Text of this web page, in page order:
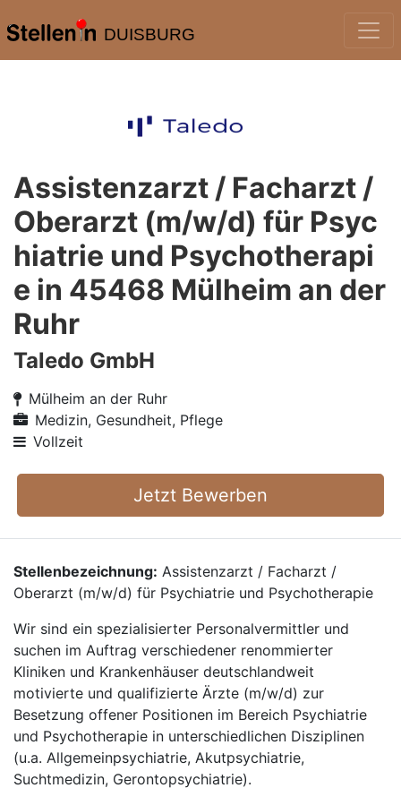
DUISBURG
Assistenzarzt / Facharzt /
Oberarzt (m/w/d) für Psyc
hiatrie und Psychotherapi
e in 45468 Mülheim an der
Ruhr
Taledo GmbH
Mülheim an der Ruhr
Medizin, Gesundheit, Pflege
Vollzeit
Jetzt Bewerben
Stellenbezeichnung: Assistenzarzt / Facharzt /
Oberarzt (m/w/d) für Psychiatrie und Psychotherapie
Wir sind ein spezialisierter Personalvermittler und
suchen im Auftrag verschiedener renommierter
Kliniken und Krankenhäuser deutschlandweit
motivierte und qualifizierte Ärzte (m/w/d) zur
Besetzung offener Positionen im Bereich Psychiatrie
und Psychotherapie in unterschiedlichen Disziplinen
(u.a. Allgemeinpsychiatrie, Akutpsychiatrie,
Suchtmedizin, Gerontopsychiatrie).